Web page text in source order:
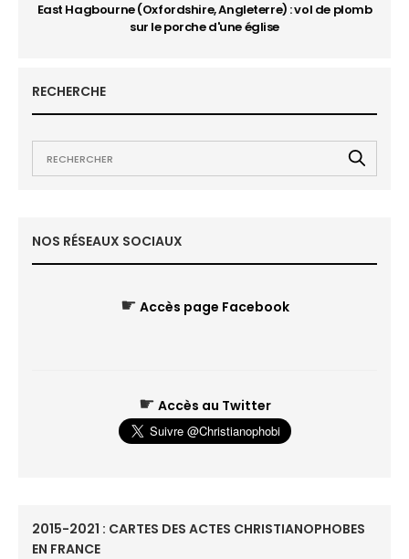
East Hagbourne (Oxfordshire, Angleterre) : vol de plomb
sur le porche d'une église
RECHERCHE
NOS RÉSEAUX SOCIAUX
☛ Accès page Facebook
☛ Accès au Twitter
2015-2021 : CARTES DES ACTES CHRISTIANOPHOBES
EN FRANCE